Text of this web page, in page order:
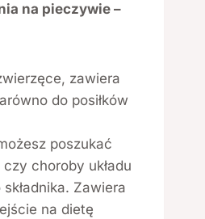
na pieczywie –
zawiera
do posiłków
poszukać
choroby układu
Zawiera
na dietę